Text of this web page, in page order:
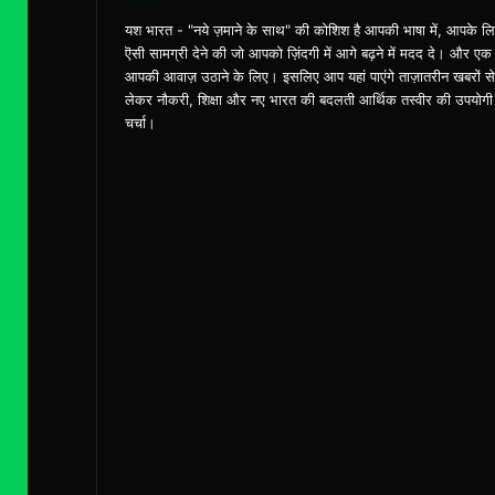
यश भारत - "नये ज़माने के साथ" की कोशिश है आपकी भाषा में, आपके
ऎसी सामग्री देने की जो आपको ज़िंदगी में आगे बढ़ने में मदद दे। और
आपकी आवाज़ उठाने के लिए। इसलिए आप यहां पाएंगे ताज़ातरीन खबरों से
लेकर नौकरी, शिक्षा और नए भारत की बदलती आर्थिक तस्वीर की उपयोगी
चर्चा।